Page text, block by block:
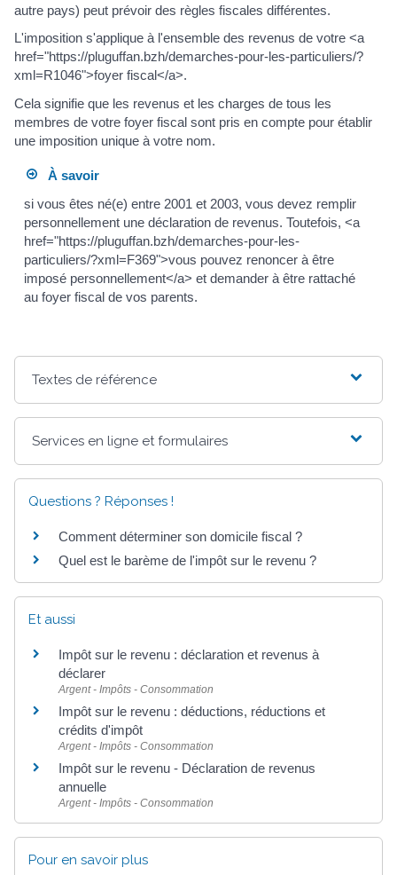
autre pays) peut prévoir des règles fiscales différentes.
L'imposition s'applique à l'ensemble des revenus de votre <a
href="https://pluguffan.bzh/demarches-pour-les-particuliers/?
xml=R1046">foyer fiscal</a>.
Cela signifie que les revenus et les charges de tous les
membres de votre foyer fiscal sont pris en compte pour établir
une imposition unique à votre nom.
À savoir
si vous êtes né(e) entre 2001 et 2003, vous devez remplir
personnellement une déclaration de revenus. Toutefois, <a
href="https://pluguffan.bzh/demarches-pour-les-
particuliers/?xml=F369">vous pouvez renoncer à être
imposé personnellement</a> et demander à être rattaché
au foyer fiscal de vos parents.
Textes de référence
Services en ligne et formulaires
Questions ? Réponses !
Comment déterminer son domicile fiscal ?
Quel est le barème de l'impôt sur le revenu ?
Et aussi
Impôt sur le revenu : déclaration et revenus à
déclarer
Argent - Impôts - Consommation
Impôt sur le revenu : déductions, réductions et
crédits d'impôt
Argent - Impôts - Consommation
Impôt sur le revenu - Déclaration de revenus
annuelle
Argent - Impôts - Consommation
Pour en savoir plus